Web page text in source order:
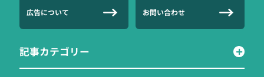
広告について お問い合わせ
記事カテゴリー